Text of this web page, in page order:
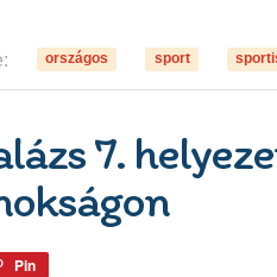
országos sport
7.
Pin